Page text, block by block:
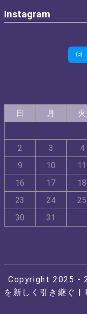
Instagram
日
月 火
2
3 4
9
10 11
16
17 18
23
24 25
30
31
Copyright 2025 -
を新しく引き継ぐ